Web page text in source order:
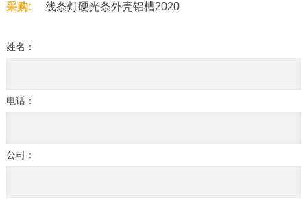
采购: 线条灯硬光条外壳铝槽2020
姓名：
电话：
公司：